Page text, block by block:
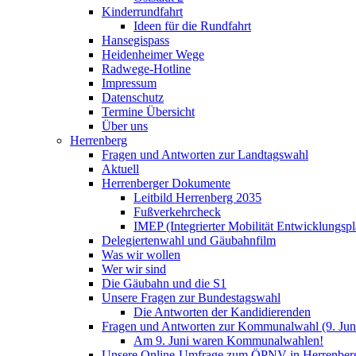
Kinderrundfahrt
Ideen für die Rundfahrt
Hansegispass
Heidenheimer Wege
Radwege-Hotline
Impressum
Datenschutz
Termine Übersicht
Über uns
Herrenberg
Fragen und Antworten zur Landtagswahl
Aktuell
Herrenberger Dokumente
Leitbild Herrenberg 2035
Fußverkehrcheck
IMEP (Integrierter Mobilität
Delegiertenwahl und Gäubahnfilm
Was wir wollen
Wer wir sind
Die Gäubahn und die S1
Unsere Fragen zur Bundestagswahl
Die Antworten der Kandidierenden
Fragen und Antworten zur Kommunalwahl (9.
Am 9. Juni waren Kommunalwahlen!